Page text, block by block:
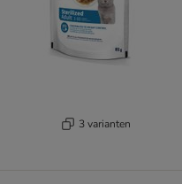
3 varianten